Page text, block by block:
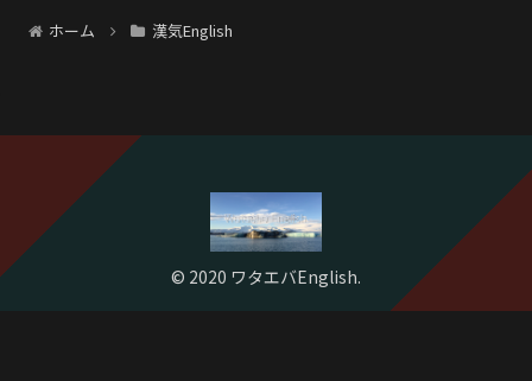
ホーム 漢気English
© 2020 ワタエバEnglish.